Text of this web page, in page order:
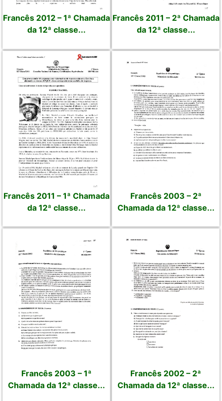
Francês 2012 – 1ª Chamada
da 12ª classe...
Francês 2011 – 2ª Chamada
da 12ª classe...
Francês 2011 – 1ª Chamada
da 12ª classe...
Francês 2003 – 2ª
Chamada da 12ª classe...
Francês 2003 – 1ª
Chamada da 12ª classe...
Francês 2002 – 2ª
Chamada da 12ª classe...